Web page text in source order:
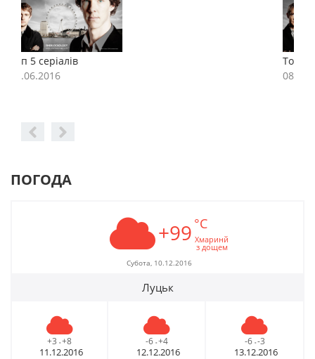
Топ 5 серіалів
08.06.2016
ПОГОДА
+99 °C
Хмаринй
з дощем
Субота, 10.12.2016
Луцьк
+3 - +8
11.12.2016
-6 - +4
12.12.2016
-6 - -3
13.12.2016